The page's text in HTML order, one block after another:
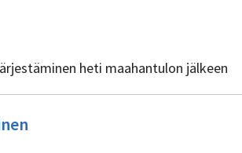
heti maahantulon jälkeen